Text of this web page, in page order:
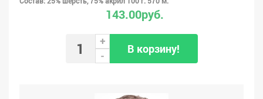
143.00руб.
+
-
В корзину!